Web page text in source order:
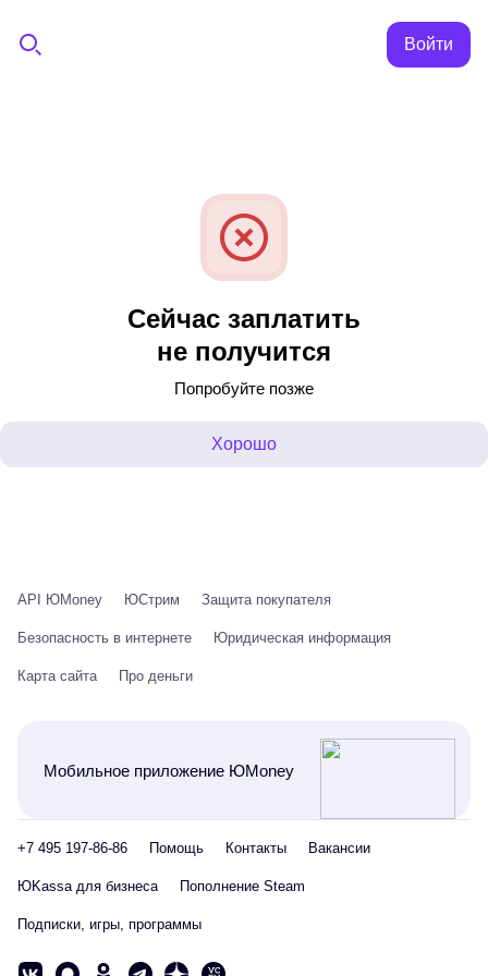
Войти
Сейчас заплатить
не получится
Попробуйте позже
Хорошо
API ЮMoney ЮСтрим Защита покупателя
Безопасность в интернете Юридическая информация
Карта сайта Про деньги
Мобильное приложение ЮMoney
+7 495 197-86-86 Помощь Контакты Вакансии
ЮKassa для бизнеса Пополнение Steam
Подписки, игры, программы